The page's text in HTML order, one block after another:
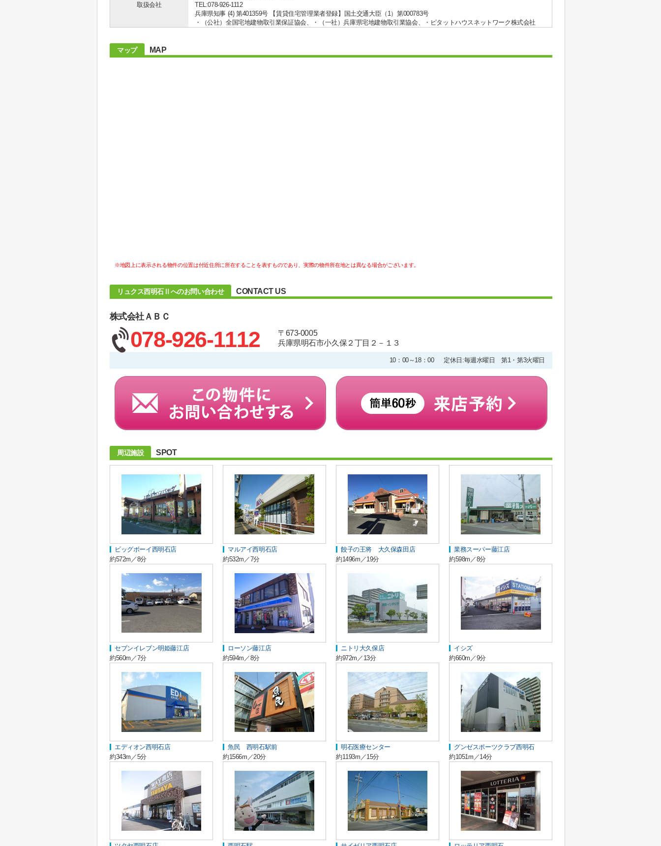
取扱会社
TEL:078-926-1112
兵庫県知事 (4) 第401359号 【賃貸住宅管理業者登録】国土交通大臣（1）第000783号
・（公社）全国宅地建物取引業保証協会、・（一社）兵庫県宅地建物取引業協会、・ピタットハウスネットワーク株式会社
マップ MAP
※地図上に表示される物件の位置は付近住所に所在することを表すものであり、実際の物件所在地とは異なる場合がございます。
リュクス西明石Ⅱへのお問い合わせ CONTACT US
株式会社ＡＢＣ
078-926-1112
〒673-0005
兵庫県明石市小久保２丁目２－１３
10：00～18：00 定休日:毎週水曜日 第1・第3火曜日
周辺施設 SPOT
ビッグボーイ西明石店
約572m／8分
マルアイ西明石店
約532m／7分
餃子の王将 大久保森田店
約1496m／19分
業務スーパー藤江店
約598m／8分
セブンイレブン明姫藤江店
約560m／7分
ローソン藤江店
約594m／8分
ニトリ大久保店
約972m／13分
イシズ
約660m／9分
エディオン西明石店
約343m／5分
魚民 西明石駅前
約1566m／20分
明石医療センター
約1193m／15分
グンゼスポーツクラブ西明石
約1051m／14分